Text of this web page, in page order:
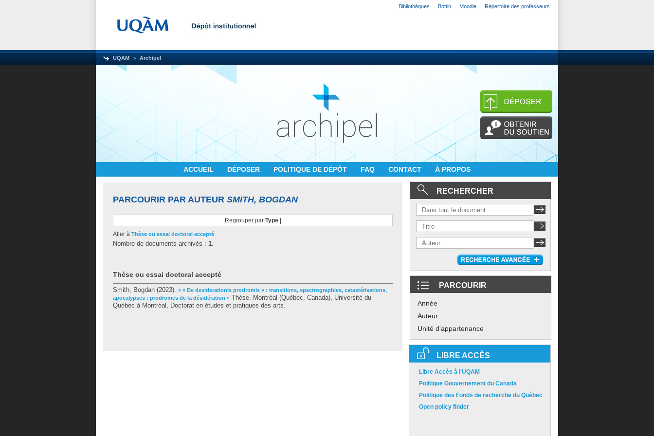
Bibliothèques Bottin Moodle Répertoire des professeurs
UQAM Archipel
ACCUEIL DÉPOSER POLITIQUE DE DÉPÔT FAQ CONTACT À PROPOS
PARCOURIR PAR AUTEUR SMITH, BOGDAN
Regrouper par Type|
Aller à Thèse ou essai doctoral accepté
Nombre de documents archivés : 1.
Thèse ou essai doctoral accepté
Smith, Bogdan (2023). « « De desiderationis prodromis » : transitions, spectrographies, catastérisations,
apocalypses : prodromes de la désidération » Thèse. Montréal (Québec, Canada), Université du
Québec à Montréal, Doctorat en études et pratiques des arts.
RECHERCHER
PARCOURIR
Année
Auteur
Unité d'appartenance
LIBRE ACCÈS
Libre Accès à l'UQAM
Politique Gouvernement du Canada
Politique des Fonds de recherche du Québec
Open policy finder